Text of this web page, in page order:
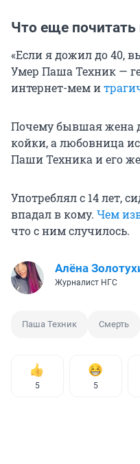
Что еще
«Если я дожил до 40,
Умер Паша Техник —
интернет-мем и
Почему бывшая жена
койки, а любовница
Паши Техника и его
Употреблял с 14 лет,
впадал в кому. Чем
что с ним случилось.
Алёна
Журналист НГС
Паша Техник Смерть
5 5